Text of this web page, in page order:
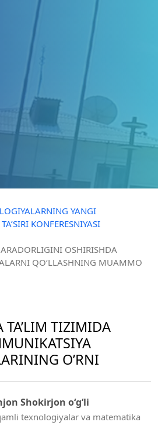
YANGI
KONFERESNIYASI
OSHIRISHDA
QO‘LLASHNING MUAMMO
TA’LIM TIZIMIDA
O’RNI
Shokirjon o‘g‘li
texnologiyalar va matematika